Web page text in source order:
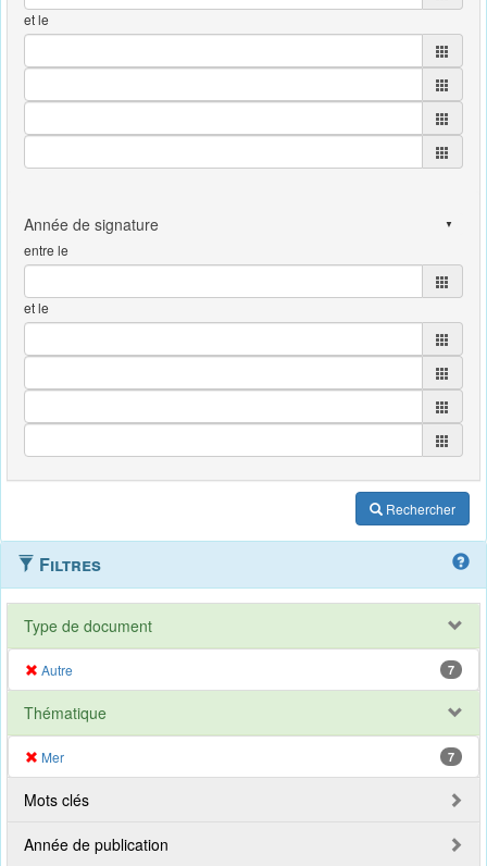
et le
entre le
et le
Rechercher
Filtres
Type de document
Autre 7
Thématique
Mer 7
Mots clés
Année de publication